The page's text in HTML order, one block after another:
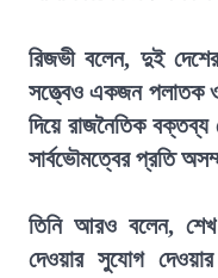
রিজভী বলেন, দুই
সত্ত্বেও একজন পলাতক
দিয়ে রাজনৈতিক বক্তব্য
সার্বভৌমত্বের প্রতি
তিনি আরও বলেন, শেখ
দেওয়ার সুযোগ